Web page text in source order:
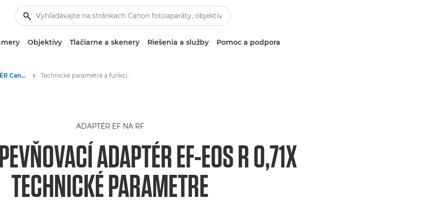
Objektívy Tlačiarne a skenery Riešenia a služby Pomoc a podpora
UPEVŇOVACÍ ADAPTÉR Canon EF-EOS R 0.71x – vysielanie Technické parametre a funkcie – EF-EOS R 0.71x
ADAPTÉR EF NA RF
ADAPTÉR EF-EOS R 0,71X
TECHNICKÉ PARAMETRE